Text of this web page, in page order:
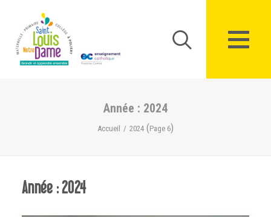
Année : 2024
Accueil 2024 (Page 6)
Année : 2024